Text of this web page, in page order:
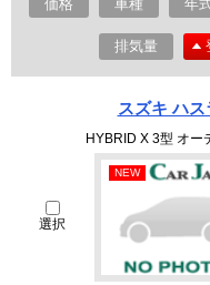
価格 車種 年
排気量
スズキ ハス
HYBRID X 3型 オー
選択
NEW